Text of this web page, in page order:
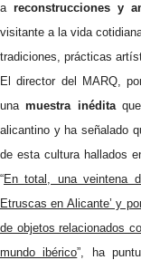
a reconstrucciones y
visitante a la vida
tradiciones, prácticas
El director del MARQ,
unamuestra inéditaque
alicantino y ha señalado
de esta cultura hallados
“En total, una veintena
Etruscas en Alicante’ y
de objetos relacionados
mundo ibérico”, ha